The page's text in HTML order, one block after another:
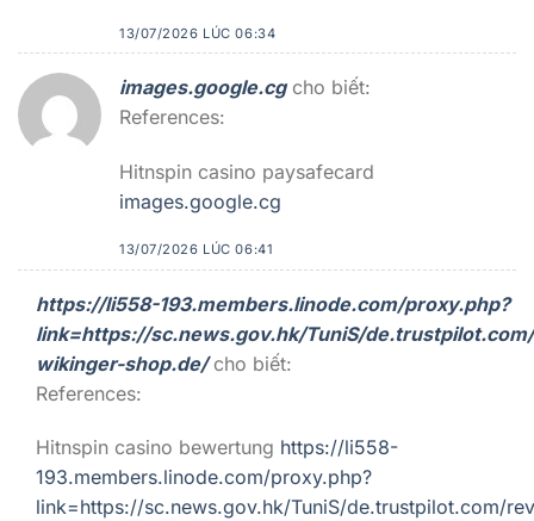
13/07/2026 LÚC 06:34
images.google.cg cho biết:
References:
Hitnspin casino paysafecard
images.google.cg
13/07/2026 LÚC 06:41
https://li558-193.members.linode.com/proxy.php?
link=https://sc.news.gov.hk/TuniS/
wikinger-shop.de/ cho biết:
References:
Hitnspin casino bewertung https://li558-
193.members.linode.com/proxy.php?
link=https://sc.news.gov.hk/TuniS/de.trustpilot.com/